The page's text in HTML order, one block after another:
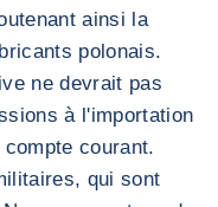
ainsi la
polonais.
ne devrait pas
à l'importation
courant.
qui sont